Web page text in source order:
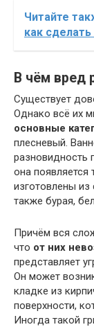
Читайте
как
В чём вред
Существует
Однако всё их
основные
плесневый.
разновидность
она появляется
изготовлены из
также бурая,
Причём вся
что от них
представляет
Он может
кладке из
поверхности,
Иногда такой